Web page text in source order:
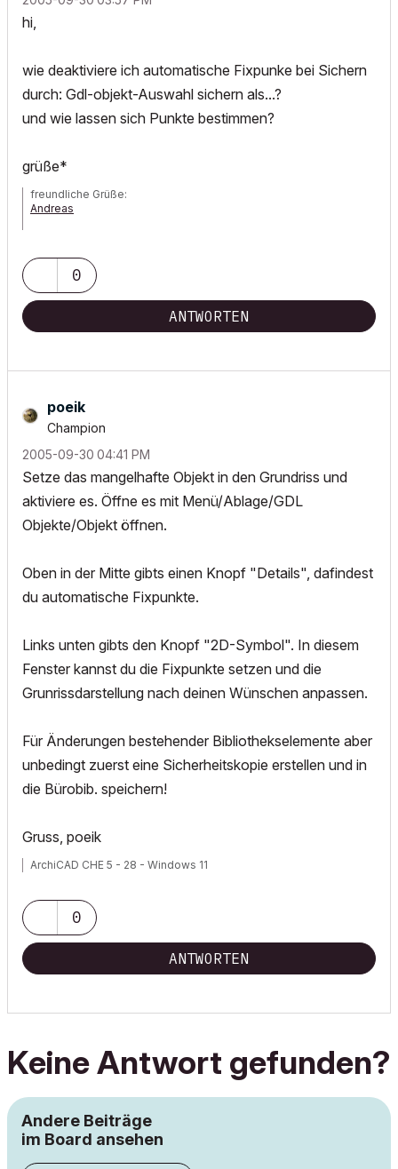
hi,
wie deaktiviere ich automatische Fixpunke bei Sichern
durch: Gdl-objekt-Auswahl sichern als...?
und wie lassen sich Punkte bestimmen?
grüße*
freundliche Grüße:
Andreas
0
ANTWORTEN
poeik
Champion
‎2005-09-30 04:41 PM
Setze das mangelhafte Objekt in den Grundriss und
aktiviere es. Öffne es mit Menü/Ablage/GDL
Objekte/Objekt öffnen.
Oben in der Mitte gibts einen Knopf "Details", dafindest
du automatische Fixpunkte.
Links unten gibts den Knopf "2D-Symbol". In diesem
Fenster kannst du die Fixpunkte setzen und die
Grunrissdarstellung nach deinen Wünschen anpassen.
Für Änderungen bestehender Bibliothekselemente aber
unbedingt zuerst eine Sicherheitskopie erstellen und in
die Bürobib. speichern!
Gruss, poeik
ArchiCAD CHE 5 - 28 - Windows 11
0
ANTWORTEN
Keine Antwort gefunden?
Andere Beiträge
im Board ansehen